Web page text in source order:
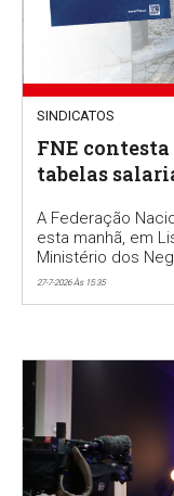
SINDICATOS
FNE
tabelas
A Federação
esta manhã, em
Ministério dos
27-7-2026 Às 15:35